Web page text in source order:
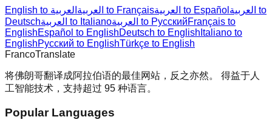
English to العربية العربية to Français العربية to Español العربية to
Deutsch
العربية to Italiano العربية to РусскийFrançais to
EnglishEspañol to EnglishDeutsch to English Italiano to
EnglishРусский to EnglishTürkçe to English
FrancoTranslate
将佛朗哥翻译成阿拉伯语的最佳网站，反之亦然。 得益于人
工智能技术，支持超过 95 种语言。
Popular Languages